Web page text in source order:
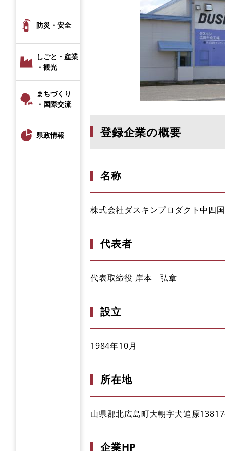
防災・安全
しごと・産業
・観光
まちづくり
・国際交流
県政情報 登録企業の概要
名称
株式会社ダスキンプロダクト中四国
代表者
代表取締役 岸本 弘章
設立
1984年10月
所在地
山県郡北広島町大朝字犬追原
企業HP